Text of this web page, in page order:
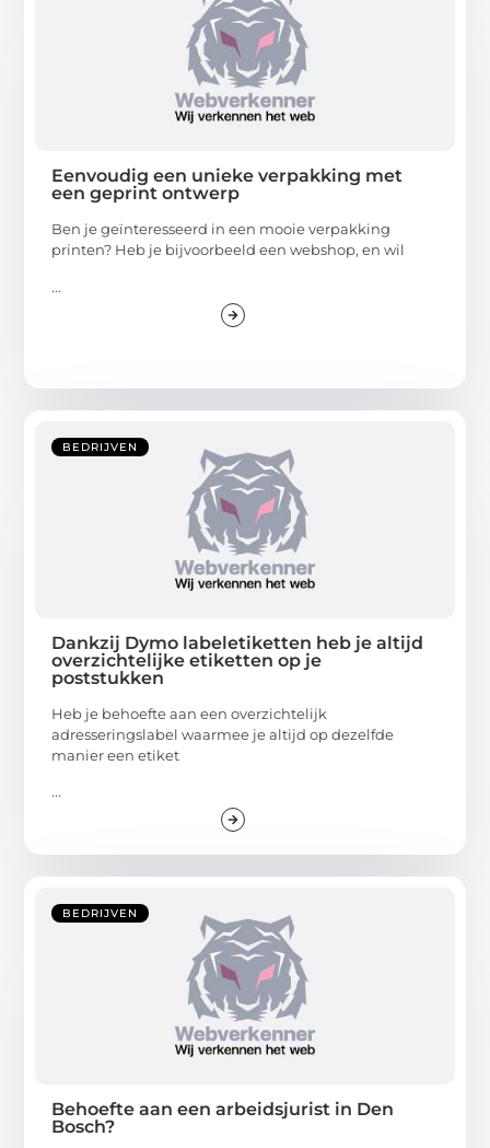
Eenvoudig een unieke verpakking met
een geprint ontwerp
Ben je geïnteresseerd in een mooie verpakking
printen? Heb je bijvoorbeeld een webshop, en wil
...
BEDRIJVEN
Dankzij Dymo labeletiketten heb je altijd
overzichtelijke etiketten op je
poststukken
Heb je behoefte aan een overzichtelijk
adresseringslabel waarmee je altijd op dezelfde
manier een etiket
...
BEDRIJVEN
Behoefte aan een arbeidsjurist in Den
Bosch?